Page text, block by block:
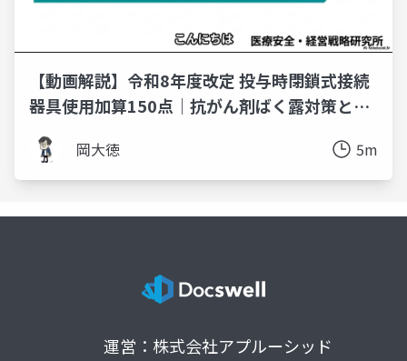
【動画解説】令和8年度改定 投与時閉鎖式接続
器具使用加算150点｜抗がん剤ばく露対策と算
定要件
岡大徳 5m
運営：株式会社アプルーシッド